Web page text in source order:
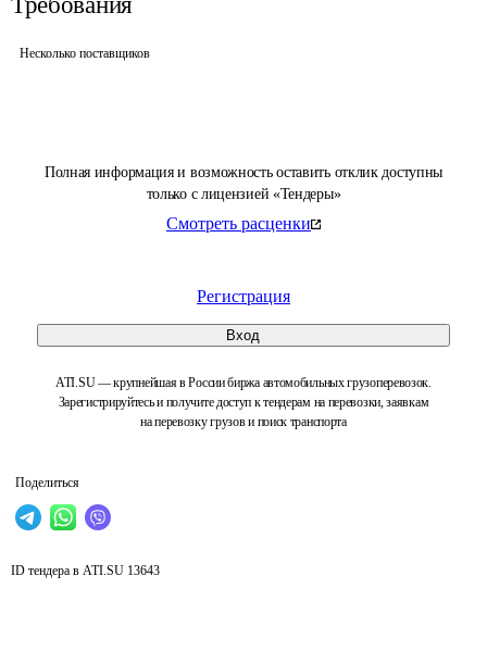
Полная информация и возможность оставить отклик доступны
только с лицензией «Тендеры»
Смотреть расценки
Регистрация
Вход
ATI.SU — крупнейшая в России биржа автомобильных грузоперевозок.
Зарегистрируйтесь и получите доступ к тендерам на перевозки, заявкам
на перевозку грузов и поиск транспорта
Поделиться
Несколько поставщиков
ID тендера в ATI.SU 13643